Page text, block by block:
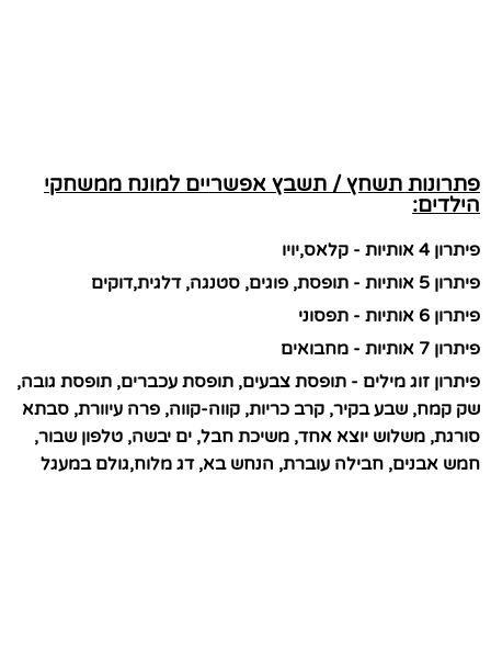
פתרונות תשחץ / תשבץ אפשריים למונח ממשחקי
הילדים:
פיתרון 4 אותיות - קלאס,יויו
פיתרון 5 אותיות - תופסת, פוגים, סטנגה, דלגית,דוקים
פיתרון 6 אותיות - תפסוני
פיתרון 7 אותיות - מחבואים
פיתרון זוג מילים - תופסת צבעים, תופסת עכברים, תופסת גובה,
שק קמח, שבע בקיר, קרב כריות, קווה-קווה, פרה עיוורת, סבתא
סורגת, משלוש יוצא אחד, משיכת חבל, ים יבשה, טלפון שבור,
חמש אבנים, חבילה עוברת, הנחש בא, דג מלוח,גולם במעגל